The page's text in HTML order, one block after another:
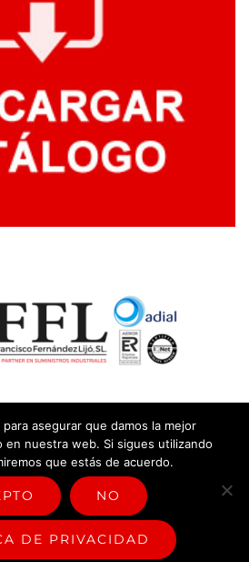
legal y política de privacidad
de gestión
FacebookRss
asegurar que damos la mejor
en nuestra web. Si sigues utilizando
que estás de acuerdo.
NO
DE PRIVACIDAD